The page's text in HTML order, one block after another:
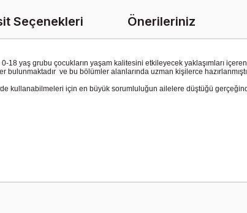
Seçenekleri Önerileriniz
yaş grubu çocukların yaşam kalitesini etkileyecek yaklaşımları
ve bu bölümler alanlarında uzman kişilerce
kullanabilmeleri için en büyük sorumluluğun ailelere düştüğü